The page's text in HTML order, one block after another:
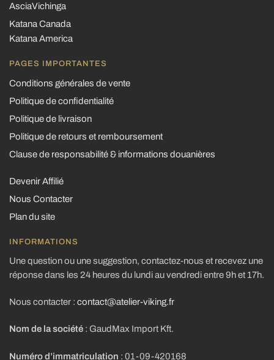
AsciaVichinga
Katana Canada
Katana America
PAGES IMPORTANTES
Conditions générales de vente
Politique de confidentialité
Politique de livraison
Politique de retours et remboursement
Clause de responsabilité & informations douanières
Devenir Affilié
Nous Contacter
Plan du site
INFORMATIONS
Une question ou une suggestion, contactez-nous et recevez une
réponse dans les 24 heures du lundi au vendredi entre 9h et 17h.
Nous contacter : contact@atelier-viking.fr
Nom de la société : GaudMax Import Kft.
Numéro d’immatriculation : 01-09-420168